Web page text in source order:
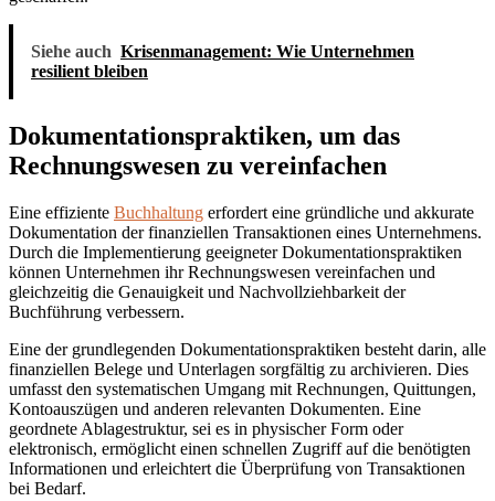
Siehe auch Krisenmanagement: Wie Unternehmen
resilient bleiben
Dokumentationspraktiken, um das
Rechnungswesen zu vereinfachen
Eine effiziente Buchhaltung erfordert eine gründliche und akkurate
Dokumentation der finanziellen Transaktionen eines Unternehmens.
Durch die Implementierung geeigneter Dokumentationspraktiken
können Unternehmen ihr Rechnungswesen vereinfachen und
gleichzeitig die Genauigkeit und Nachvollziehbarkeit der
Buchführung verbessern.
Eine der grundlegenden Dokumentationspraktiken besteht darin, alle
finanziellen Belege und Unterlagen sorgfältig zu archivieren. Dies
umfasst den systematischen Umgang mit Rechnungen, Quittungen,
Kontoauszügen und anderen relevanten Dokumenten. Eine
geordnete Ablagestruktur, sei es in physischer Form oder
elektronisch, ermöglicht einen schnellen Zugriff auf die benötigten
Informationen und erleichtert die Überprüfung von Transaktionen
bei Bedarf.